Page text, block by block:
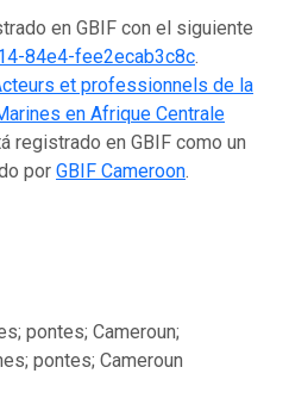
en GBIF con el siguiente
84e4-fee2ecab3c8c.
et professionnels de la
en Afrique Centrale
registrado en GBIF como un
por GBIF Cameroon.
pontes; Cameroun;
pontes; Cameroun